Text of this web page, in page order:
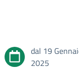
dal 19
2025